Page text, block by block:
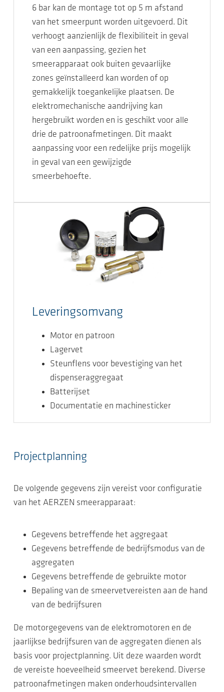
6 bar kan de montage tot op 5 m afstand
van het smeerpunt worden uitgevoerd. Dit
verhoogt aanzienlijk de flexibiliteit in geval
van een aanpassing, gezien het
smeerapparaat ook buiten gevaarlijke
zones geïnstalleerd kan worden of op
gemakkelijk toegankelijke plaatsen. De
elektromechanische aandrijving kan
hergebruikt worden en is geschikt voor alle
drie de patroonafmetingen. Dit maakt
aanpassing voor een redelijke prijs mogelijk
in geval van een gewijzigde
smeerbehoefte.
Leveringsomvang
Motor en patroon
Lagervet
Steunflens voor bevestiging van het
dispenseraggregaat
Batterijset
Documentatie en machinesticker
Projectplanning
De volgende gegevens zijn vereist voor configuratie
van het AERZEN smeerapparaat:
Gegevens betreffende het aggregaat
Gegevens betreffende de bedrijfsmodus van de
aggregaten
Gegevens betreffende de gebruikte motor
Bepaling van de smeervetvereisten aan de hand
van de bedrijfsuren
De motorgegevens van de elektromotoren en de
jaarlijkse bedrijfsuren van de aggregaten dienen als
basis voor projectplanning. Uit deze waarden wordt
de vereiste hoeveelheid smeervet berekend. Diverse
patroonafmetingen maken onderhoudsintervallen